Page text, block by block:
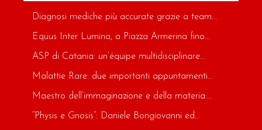
Diagnosi mediche più accurate grazie a team...
Equus Inter Lumina, a Piazza Armerina fino...
ASP di Catania: un’équipe multidisciplinare...
Malattie Rare: due importanti appuntamenti...
Maestro dell’immaginazione e della materia:...
“Physis e Gnosis”: Daniele Bongiovanni ed...